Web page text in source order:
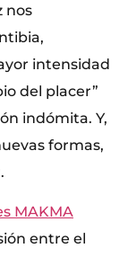
nos
intensidad
del placer”
indómita. Y,
formas,
MAKMA
entre el